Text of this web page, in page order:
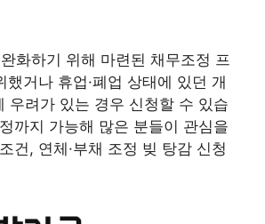
화하기 위해 마련된 채무조정 프
거나 휴업·폐업 상태에 있던 개
우려가 있는 경우 신청할 수 있습
까지 가능해 많은 분들이 관심을
건, 연체·부채 조정 빚 탕감 신청